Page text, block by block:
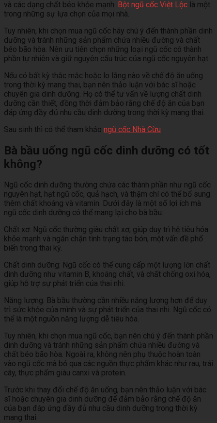
và các dạng chất béo khỏe mạnh. Bột ngũ cốc Việt Lộc là một
trong những sự lựa chọn của mọi nhà.
Tuy nhiên, khi chọn mua ngũ cốc hãy chú ý đến thành phần dinh
dưỡng và tránh những sản phẩm chứa nhiều đường và chất
béo bão hòa. Nên ưu tiên chọn những loại ngũ cốc có thành
phần tự nhiên và giữ nguyên cấu trúc của ngũ cốc nguyên hạt.
Nếu có bất kỳ thắc mắc hoặc lo lắng nào về chế độ ăn uống
trong thời kỳ mang thai, bạn nên thảo luận với bác sĩ hoặc
chuyên gia dinh dưỡng. Họ có thể tư vấn về lượng chất dinh
dưỡng cần thiết, đồng thời đảm bảo rằng chế độ ăn của bạn
đáp ứng đầy đủ nhu cầu dinh dưỡng trong thời kỳ mang thai.
Sau sinh thì có thể tham khảo ngũ cốc Nhà Cừu
Bà bầu uống ngũ cốc dinh dưỡng có tốt
không?
Ngũ cốc dinh dưỡng thường chứa các thành phần như ngũ cốc
nguyên hạt, hạt ngũ cốc, quả hạch, và thậm chí có thể bổ sung
thêm chất khoáng và vitamin. Dưới đây là một số lợi ích mà
ngũ cốc dinh dưỡng có thể mang lại cho bà bầu:
Chất xơ: Ngũ cốc thường giàu chất xơ, giúp duy trì hệ tiêu hóa
khỏe mạnh và ngăn chặn tình trạng táo bón, một vấn đề phổ
biến trong thai kỳ.
Chất dinh dưỡng: Ngũ cốc có thể cung cấp một lượng lớn chất
dinh dưỡng như vitamin B, khoáng chất, và chất chống oxi hóa,
giúp hỗ trợ sự phát triển của thai nhi.
Năng lượng: Bà bầu thường cần nhiều năng lượng hơn để duy
trì sức khỏe của mình và sự phát triển của thai nhi. Ngũ cốc có
thể là một nguồn năng lượng dễ tiêu hóa.
Tuy nhiên, khi chọn mua ngũ cốc, bạn nên chú ý đến thành phần
dinh dưỡng và tránh những sản phẩm chứa nhiều đường và
chất béo bão hòa. Ngoài ra, không nên phụ thuộc hoàn toàn
vào ngũ cốc mà bỏ qua các nguồn thực phẩm khác như rau, trái
cây, thực phẩm giàu canxi và protein.
Trước khi thay đổi chế độ ăn uống, bạn nên thảo luận với bác
sĩ hoặc chuyên gia dinh dưỡng để đảm bảo rằng chế độ ăn
của bạn đáp ứng đầy đủ nhu cầu dinh dưỡng trong thời kỳ
mang thai.